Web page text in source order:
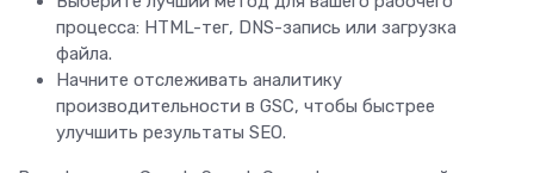
процесса: HTML-тег, DNS-запись или загрузка
файла.
Начните отслеживать аналитику
производительности в GSC, чтобы быстрее
улучшить результаты SEO.